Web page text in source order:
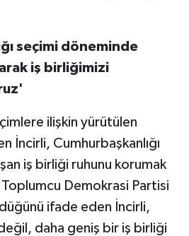
seçimi döneminde
iş birliğimizi
ilişkin yürütülen
İncirli, Cumhurbaşkanlığı
iş birliği ruhunu korumak
Demokrasi Partisi
ifade eden İncirli,
daha geniş bir iş birliği